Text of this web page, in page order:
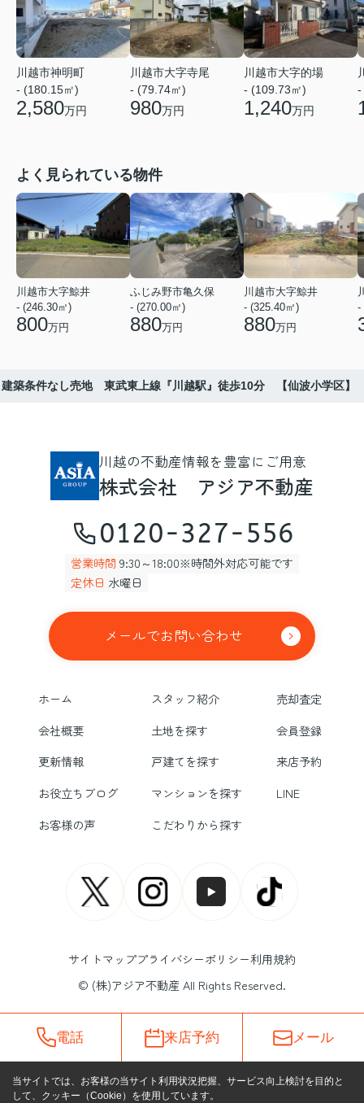
川越市神明町
- (180.15㎡)
2,580万円
川越市大字寺尾
- (79.74㎡)
980万円
川越市大字的場
- (109.73㎡)
1,240万円
-
よく見られている物件
川越市大字鯨井
- (246.30㎡)
800万円
ふじみ野市亀久保
- (270.00㎡)
880万円
川越市大字鯨井
- (325.40㎡)
880万円
-
築条件なし売地 東武東上線『川越駅』徒歩10分 【仙波小学区】
川越の不動産情報を豊富にご用意
株式会社 アジア不動産
0120-327-556
営業時間 9:30～18:00※時間外対応可能です
定休日 水曜日
メールでお問い合わせ
ホーム スタッフ紹介
売却査定
会社概要
土地を探す
会員登録
更新情報
戸建てを探す
来店予約
お役立ちブログ
マンションを探す
LINE
お客様の声
こだわりから探す
サイトマッププライバシーポリシー利用規約
© (株)アジア不動産 All Rights Reserved.
電話 来店予約 メール
当サイトでは、お客様の当サイト利用状況把握、サービス向上検討を目的と
して、クッキー（Cookie）を使用しています。